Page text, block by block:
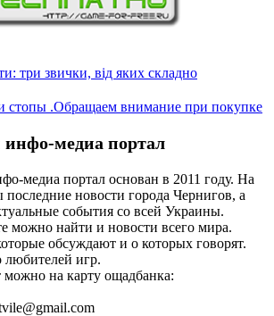
три звички, від яких складно
стопы .Обращаем внимание при покупке
медиа портал
медиа портал основан в 2011 году. На
последние новости города Чернигов, а
события со всей Украины.
можно найти и новости всего мира.
обсуждают и о которых говорят.
игр.
можно на карту ощадбанка: